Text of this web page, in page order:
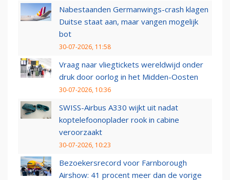
Nabestaanden Germanwings-crash klagen
Duitse staat aan, maar vangen mogelijk
bot
30-07-2026, 11:58
Vraag naar vliegtickets wereldwijd onder
druk door oorlog in het Midden-Oosten
30-07-2026, 10:36
SWISS-Airbus A330 wijkt uit nadat
koptelefoonoplader rook in cabine
veroorzaakt
30-07-2026, 10:23
Bezoekersrecord voor Farnborough
Airshow: 41 procent meer dan de vorige